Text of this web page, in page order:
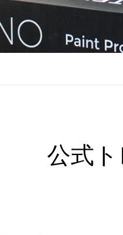
公式